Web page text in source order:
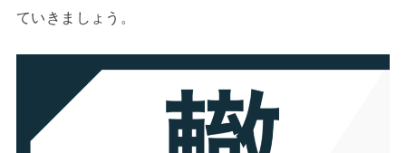
ていきましょう。